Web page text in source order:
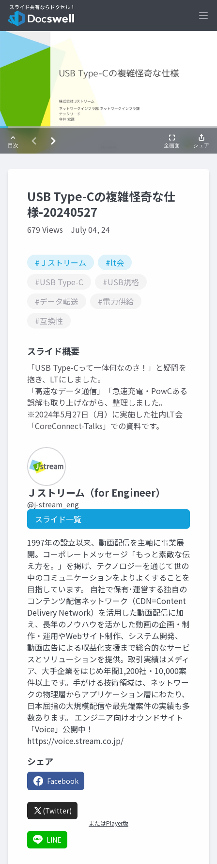
USB Type-Cの複雑怪奇な仕
様-20240527
679 Views July 04, 24
#Ｊストリーム
#lt会
#USB Type-C
#USB規格
#データ転送
#電力供給
#互換性
スライド概要
「USB Type-Cって一体何なのさ！」と疑問を
抱き、LTにしました。
「高速なデータ通信」「急速充電・PowCある
誤解も取り上げながら、整理しました。
※2024年5月27日（月）に実施した社内LT会
「CoreConnect-Talks」での資料です。
Ｊストリーム（for Engineer）
@j-stream_eng
スライド一覧
1997年の設立以来、動画配信を主軸に事業展
開。コーポレートメッセージ「もっと素敵な伝
え方を。」を掲げ、テクノロジーを通じて世の
中のコミュニケーションをよりよくすることを
目指しています。 自社で保有･運営する独自の
コンテンツ配信ネットワーク（CDN=Content
Delivery Network）を活用した動画配信に加
え、長年のノウハウを活かした動画の企画・制
作・運用やWebサイト制作、システム開発、
動画広告による収益化支援まで総合的なサービ
スとソリューションを提供。取引実績はメディ
ア、大手企業をはじめ年間1,200社・10,000案
件以上です。手がける技術領域は、ネットワー
クの物理層からアプリケーション層にわたり、
日本屈指の大規模配信や最先端案件の実績も多
数あります。 エンジニア向けオウンドサイト
「Voice」公開中！
https://voice.stream.co.jp/
シェア
Facebook
(Twitter)
またはPlayer版
LINE